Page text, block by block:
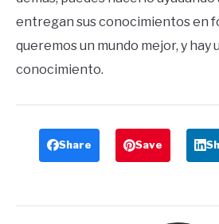
entregan sus conocimientos en
queremos un mundo mejor, y hay
conocimiento.
Share Save